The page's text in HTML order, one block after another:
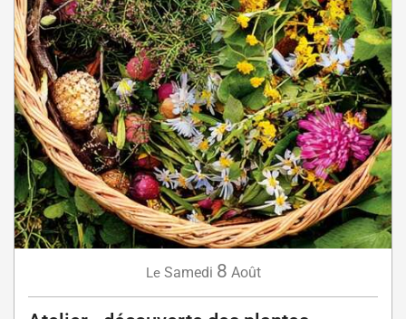
Le Samedi 8 Août